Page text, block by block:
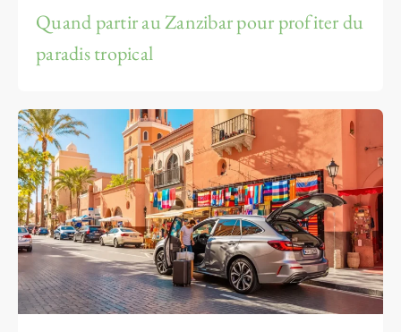
Quand partir au Zanzibar pour profiter du
paradis tropical